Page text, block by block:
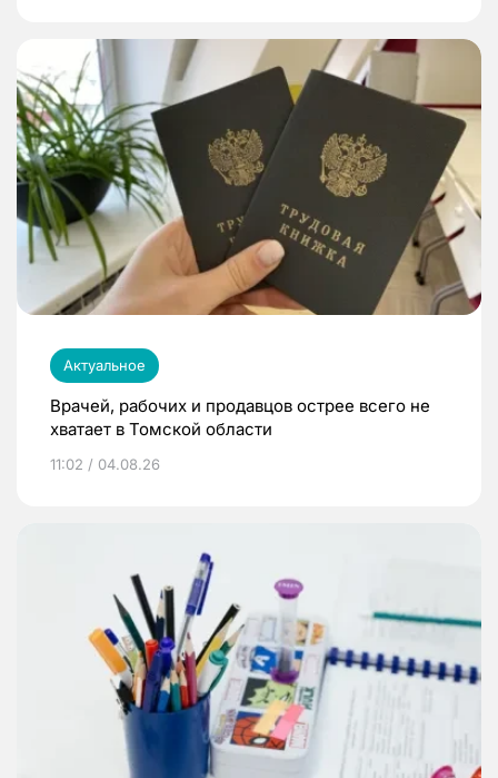
Актуальное
Врачей, рабочих и продавцов острее всего не
хватает в Томской области
11:02 / 04.08.26